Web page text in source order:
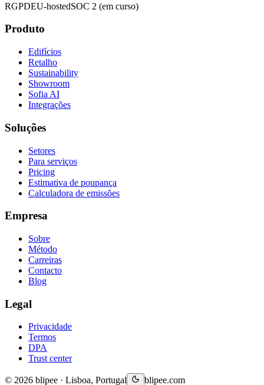
RGPDEU-hostedSOC 2 (em curso)
Produto
Edifícios
Retalho
Sustainability
Showroom
Sofia AI
Integrações
Soluções
Setores
Para serviços
Pricing
Estimativa de poupança
Calculadora de emissões
Empresa
Sobre
Método
Carreiras
Contacto
Blog
Legal
Privacidade
Termos
DPA
Trust center
© 2026 blipee · Lisboa, Portugal blipee.com